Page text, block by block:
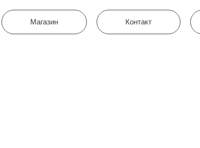
Магазин Контакт